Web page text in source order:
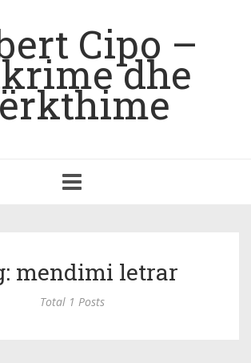
Cipo –
dhe
navigation
mendimi letrar
Total 1 Posts